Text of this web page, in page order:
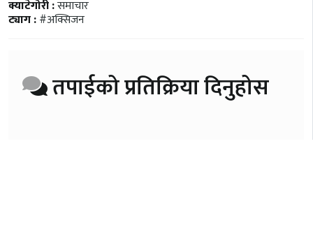
क्याटेगोरी :समाचार
ट्याग :#अक्सिजन
तपाईको प्रतिक्रिया दिनुहोस